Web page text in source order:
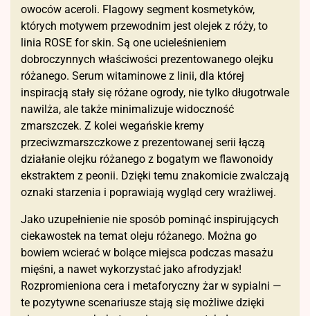
owoców aceroli. Flagowy segment kosmetyków,
których motywem przewodnim jest olejek z róży, to
linia ROSE for skin. Są one ucieleśnieniem
dobroczynnych właściwości prezentowanego olejku
różanego. Serum witaminowe z linii, dla której
inspiracją stały się różane ogrody, nie tylko długotrwale
nawilża, ale także minimalizuje widoczność
zmarszczek. Z kolei wegańskie kremy
przeciwzmarszczkowe z prezentowanej serii łączą
działanie olejku różanego z bogatym we flawonoidy
ekstraktem z peonii. Dzięki temu znakomicie zwalczają
oznaki starzenia i poprawiają wygląd cery wrażliwej.
Jako uzupełnienie nie sposób pominąć inspirujących
ciekawostek na temat oleju różanego. Można go
bowiem wcierać w bolące miejsca podczas masażu
mięśni, a nawet wykorzystać jako afrodyzjak!
Rozpromieniona cera i metaforyczny żar w sypialni —
te pozytywne scenariusze stają się możliwe dzięki